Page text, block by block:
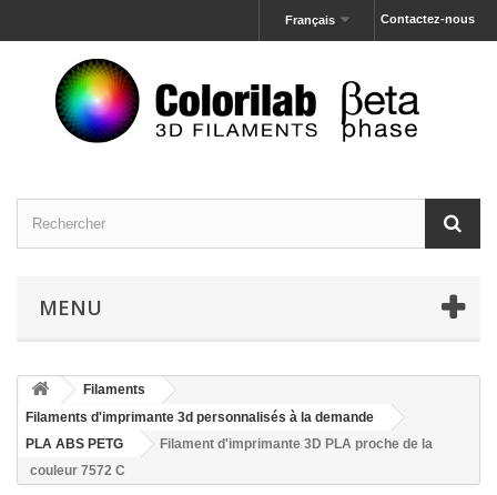
Contactez-nous
Français
MENU
Filaments
Filaments d'imprimante 3d personnalisés à la demande
PLA ABS PETG
Filament d'imprimante 3D PLA proche de la
couleur 7572 C